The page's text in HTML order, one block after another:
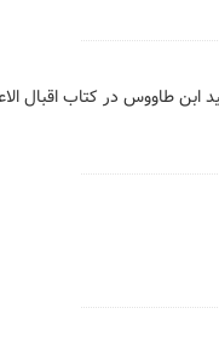
ابن طاووس در کتاب اقبال